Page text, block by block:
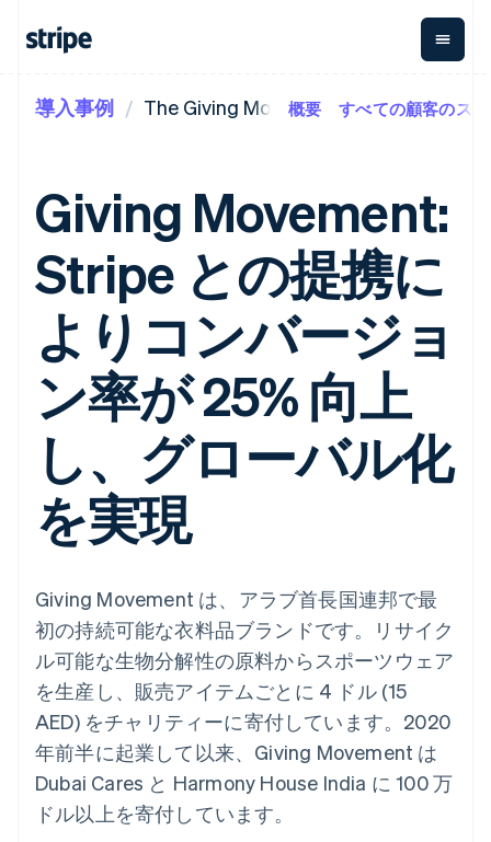
支払い
オンライン決
済
Managed
Payments
マーチャント
オブレコード
ソリューショ
ン
Payment links
コーディング
不要の決済ペ
ージ
Checkout
構築済み決済
UI
Elements
柔軟な UI コン
ポーネント
決済手段
125 以上の決
対面支払い
Authorization
Boost
決済成功率の
最適化
Link
スピーディー
な決済
収益
経常収益
Metronome
従量課金
サブスクリ
プション
プションの
管理
Invoicing
は継続
Tax
VAT の自動
計算
Revenue
Sigma
カスタムレ
ポート
Data
Pipeline
データの同
期
資金管
Payouts
第三者
への入
金
プラッ
イス
プラッ
決済の
築
その他
企業規模別
ユースケース別
エージェンティックコマ
ース
E コマース / ECサイト
請求・財務関連
グローバルビジネス
アプリ内決済
マーケットプレイス
資金管理
プラットフォーム
SaaS
業種別
AI 企業
クリエイターエコノミ―
ゲーム
ホスピタリティ、旅行、
レジャー
メディアおよびエンター
テインメント
非営利団体
プロフェッショナルサー
ドキュメント
ライブラリと SDK
Stripe Apps
ガイド
オンライン決済を受け付
構築済みの決済を実装
プラットフォームまたは
マーケットプレイスを構
築する
サブスクリプションを管
理
従量課金請求を提供
ステーブルコイン担保型
のカードを発行
と管理
リソース
アプリへの導入
コードサンプル
開発者のブログ
API ステータス
学ぶ
ガイド
サポート
サポートに問い合わせる
管理サポートプラン
ビス
会社
製品ロードマップ
Sessions 年次カンファ
ニュースルーム
Stripe Press
お問い合わせ
営業にお問い合わせ
パートナーになる
導入事例 The Giving Movement
概要 すべての顧客のス
Giving Movement:
Stripe との提携に
よりコンバージョ
ン率が 25% 向上
し、グローバル化
を実現
Giving Movement は、アラブ首長国連邦で最
初の持続可能な衣料品ブランドです。リサイク
ル可能な生物分解性の原料からスポーツウェア
を生産し、販売アイテムごとに 4 ドル (15
AED) をチャリティーに寄付しています。2020
年前半に起業して以来、Giving Movement は
Dubai Cares と Harmony House India に 100 万
ドル以上を寄付しています。